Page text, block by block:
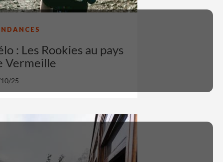
: Les Rookies au pays
Vermeille
25